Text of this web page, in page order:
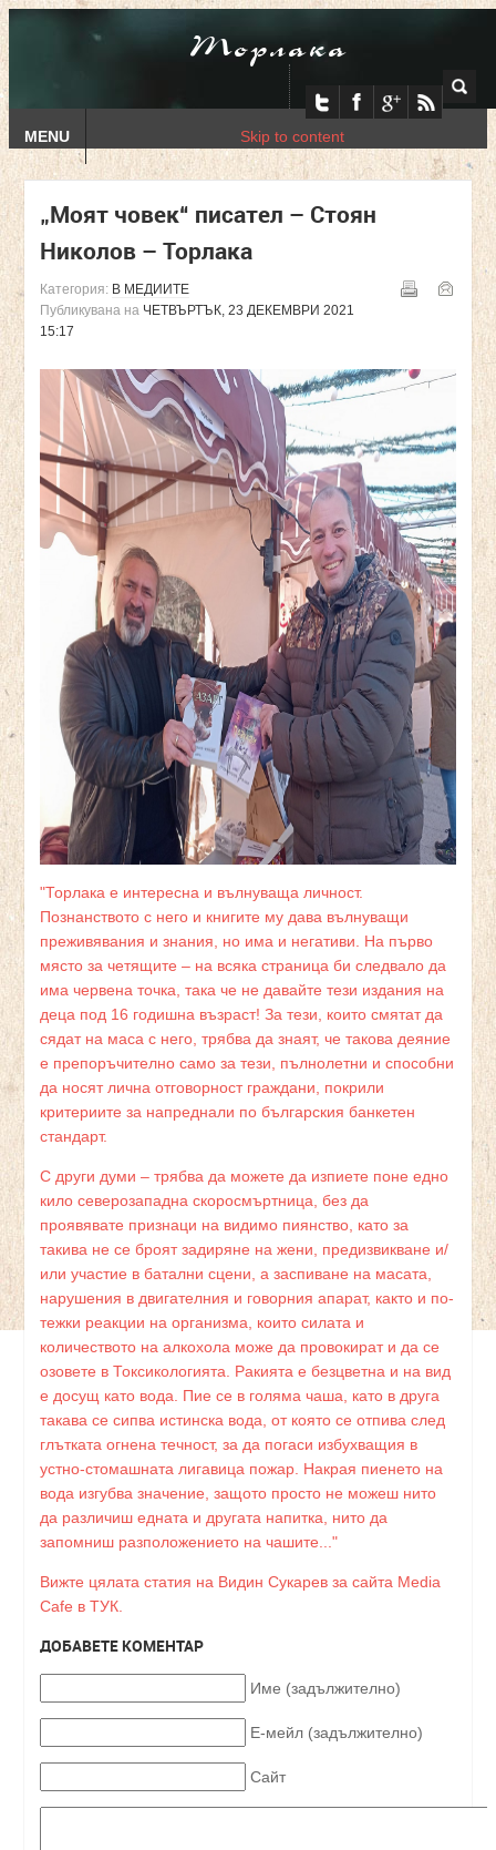
Торлака
MENU Skip to content
„Моят човек“ писател – Стоян
Николов – Торлака
Категория: В МЕДИИТЕ
Публикувана на ЧЕТВЪРТЪК, 23 ДЕКЕМВРИ 2021
15:17
"Торлака е интересна и вълнуваща личност.
Познанството с него и книгите му дава вълнуващи
преживявания и знания, но има и негативи. На първо
място за четящите – на всяка страница би следвало да
има червена точка, така че не давайте тези издания на
деца под 16 годишна възраст! За тези, които смятат да
сядат на маса с него, трябва да знаят, че такова деяние
е препоръчително само за тези, пълнолетни и способни
да носят лична отговорност граждани, покрили
критериите за напреднали по българския банкетен
стандарт.
С други думи – трябва да можете да изпиете поне едно
кило северозападна скоросмъртница, без да
проявявате признаци на видимо пиянство, като за
такива не се броят задиряне на жени, предизвикване и/
или участие в батални сцени, а заспиване на масата,
нарушения в двигателния и говорния апарат, както и по-
тежки реакции на организма, които силата и
количеството на алкохола може да провокират и да се
озовете в Токсикологията. Ракията е безцветна и на вид
е досущ като вода. Пие се в голяма чаша, като в друга
такава се сипва истинска вода, от която се отпива след
глътката огнена течност, за да погаси избухващия в
устно-стомашната лигавица пожар. Накрая пиенето на
вода изгубва значение, защото просто не можеш нито
да различиш едната и другата напитка, нито да
запомниш разположението на чашите..."
Вижте цялата статия на Видин Сукарев за сайта Media
Cafe в ТУК.
ДОБАВЕТЕ КОМЕНТАР
Име (задължително)
Е-мейл (задължително)
Сайт